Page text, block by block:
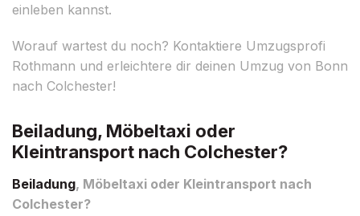
einleben kannst.
Worauf wartest du noch? Kontaktiere Umzugsprofi
Rothmann und erleichtere dir deinen Umzug von Bonn
nach Colchester!
Beiladung, Möbeltaxi oder
Kleintransport nach Colchester?
Beiladung, Möbeltaxi oder Kleintransport nach
Colchester?